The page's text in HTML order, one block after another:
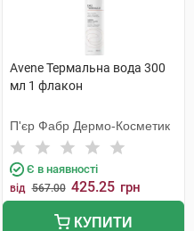
Avene Термальна вода 300
мл 1 флакон
П'єр Фабр Дермо-Косметик
Є в наявності
від 567.00 425.25 грн
КУПИТИ